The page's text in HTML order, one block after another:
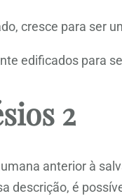
cresce para ser
edificados para
2
anterior à
descrição, é